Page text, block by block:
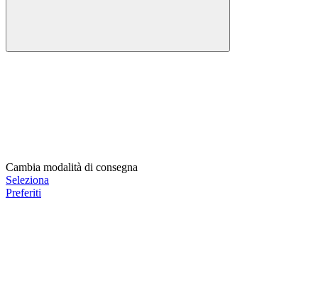
Cambia modalità di consegna
Seleziona
Preferiti